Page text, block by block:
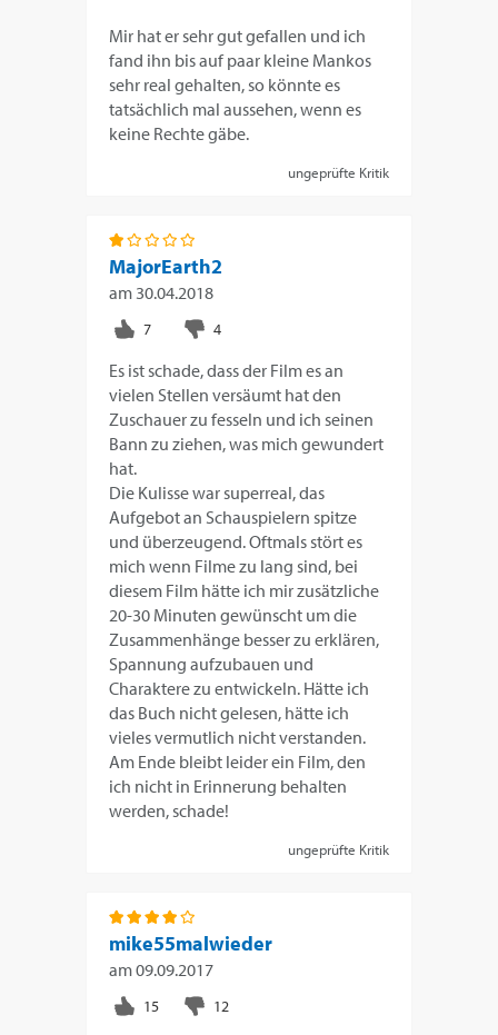
Mir hat er sehr gut gefallen und ich
fand ihn bis auf paar kleine Mankos
sehr real gehalten, so könnte es
tatsächlich mal aussehen, wenn es
keine Rechte gäbe.
ungeprüfte Kritik
MajorEarth2
am 30.04.2018
Es ist schade, dass der Film es an
vielen Stellen versäumt hat den
Zuschauer zu fesseln und ich seinen
Bann zu ziehen, was mich gewundert
hat.
Die Kulisse war superreal, das
Aufgebot an Schauspielern spitze
und überzeugend. Oftmals stört es
mich wenn Filme zu lang sind, bei
diesem Film hätte ich mir zusätzliche
20-30 Minuten gewünscht um die
Zusammenhänge besser zu erklären,
Spannung aufzubauen und
Charaktere zu entwickeln. Hätte ich
das Buch nicht gelesen, hätte ich
vieles vermutlich nicht verstanden.
Am Ende bleibt leider ein Film, den
ich nicht in Erinnerung behalten
werden, schade!
ungeprüfte Kritik
mike55malwieder
am09.09.2017